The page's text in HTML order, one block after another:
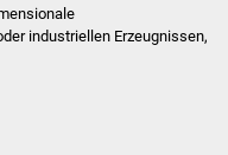
industriellen Erzeugnissen,